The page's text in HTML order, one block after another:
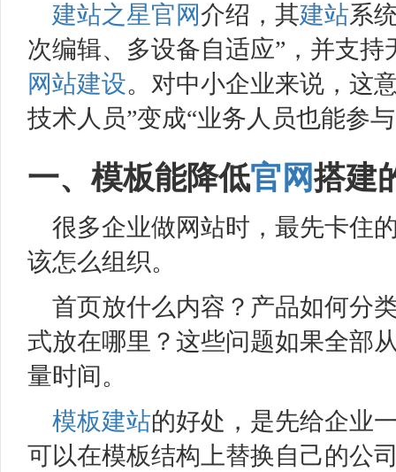
建站之星官网介绍，其建站系
次编辑、多设备自适应”，并支
网站建设。对中小企业来说，这
技术人员”变成“业务人员也能参
一、模板能降低官网搭建
很多企业做网站时，最先卡住
该怎么组织。
首页放什么内容？产品如何分
式放在哪里？这些问题如果全部
量时间。
模板建站的好处，是先给企业
可以在模板结构上替换自己的公